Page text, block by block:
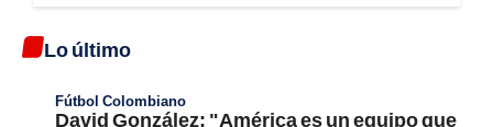
Lo último
Fútbol Colombiano
David González: "América es un equipo que